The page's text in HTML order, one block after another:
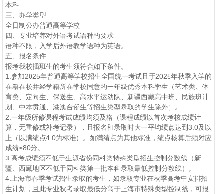
本科
三、办学类型
全日制公办普通高等学校
四、专业培养对外语考试语种的要求
语种不限，入学后外语教学语种为英语。
五、报名条件
报考我校插班生的考生须符合如下条件。
1.参加2025年普通高等学校招生全国统一考试且于2025年秋季入学的
在籍在校并经学籍所在学校同意的一年级优秀本科学生（艺术类、体
育类、定向生、保送生、高水平运动队、新疆西藏高中班、民族班计
划、中本贯通、港澳台侨生等招生类型录取的学生除外）。
2.一年级所修课程考试成绩均须及格（课程成绩以首次考核成绩计
算，无重修或补考记录），且报名和录取时大一平均绩点达到3.0及以
上（以满绩点4.0为标准）。如满绩点为其他标准，绩点核算后须对应
成绩≥80分。
3.高考成绩须不低于生源省份同科类特殊类型招生控制分数线（新
疆、西藏地区不低于同科类第一批本科录取最低控制分数线）。
4.上海市春季考试招生录取的考生，如录取专业在秋季高考中安排招
生计划，且此专业秋考录取最低分高于上海市特殊类型控制线，可报